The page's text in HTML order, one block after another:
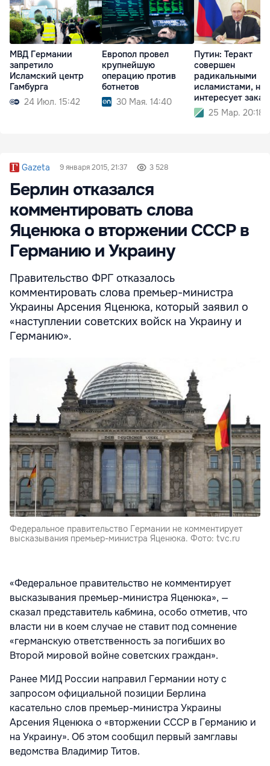
МВД Германии
запретило
Исламский центр
Гамбурга
24 Июл. 15:42
Европол провел
крупнейшую
операцию против
ботнетов
30 Мая. 14:40
Путин: Теракт
совершен
радикальными
исламистами, но
интересует
25 Мар. 20:18
Gazeta 9 января 2015, 21:37 3 528
Берлин отказался
комментировать слова
Яценюка о вторжении СССР в
Германию и Украину
Правительство ФРГ отказалось
комментировать слова премьер-министра
Украины Арсения Яценюка, который заявил о
«наступлении советских войск на Украину и
Германию».
Федеральное правительство Германии не комментирует
высказывания премьер-министра Яценюка. Фото: tvc.ru
«Федеральное правительство не комментирует
высказывания премьер-министра Яценюка», —
сказал представитель кабмина, особо отметив, что
власти ни в коем случае не ставит под сомнение
«германскую ответственность за погибших во
Второй мировой войне советских граждан».
Ранее МИД России направил Германии ноту с
запросом официальной позиции Берлина
касательно слов премьер-министра Украины
Арсения Яценюка о «вторжении СССР в Германию и
на Украину». Об этом сообщил первый замглавы
ведомства Владимир Титов.